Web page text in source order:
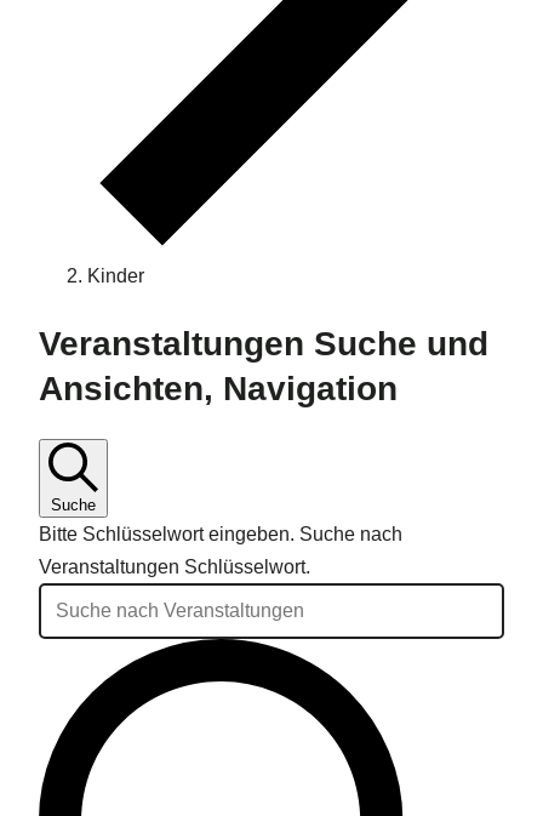
Kinder
Veranstaltungen
Veranstaltungen Suche und
Ansichten, Navigation
Suche
Bitte Schlüsselwort eingeben. Suche nach
Veranstaltungen Schlüsselwort.